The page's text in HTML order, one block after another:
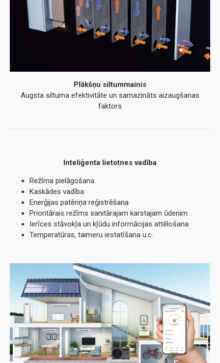
Plākšņu siltummainis
Augsta siltuma efektivitāte un samazināts aizaugšanas
faktors
Inteliģenta lietotnes vadība
Režīma pielāgošana
Kaskādes vadība
Enerģijas patēriņa reģistrēšana
Prioritārais režīms sanitārajam karstajam ūdenim
Ierīces stāvokļa un kļūdu informācijas attēlošana
Temperatūras, taimeru iestatīšana u.c.